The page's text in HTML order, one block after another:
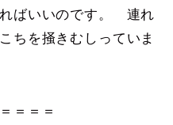
ばいいのです。 連れ
ちを掻きむしっていま
＝＝＝